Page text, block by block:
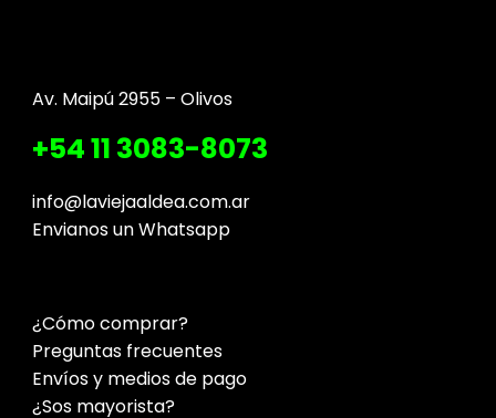
Av. Maipú 2955 – Olivos
+54 11 3083-8073
info@laviejaaldea.com.ar
Envianos un Whatsapp
¿Cómo comprar?
Preguntas frecuentes
Envíos y medios de pago
¿Sos mayorista?